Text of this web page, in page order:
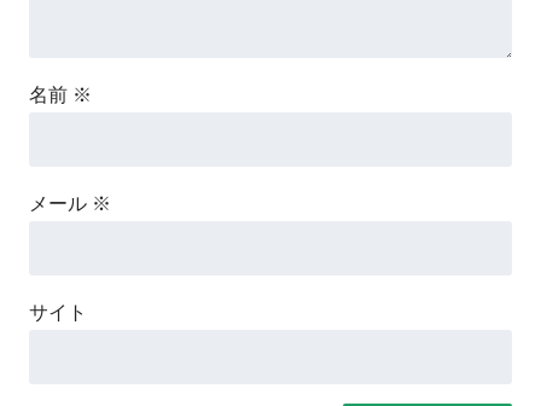
名前 ※
メール ※
サイト